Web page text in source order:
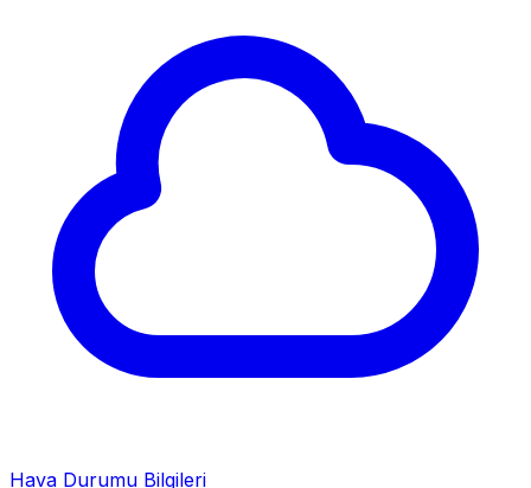
Hava Durumu Bilgileri